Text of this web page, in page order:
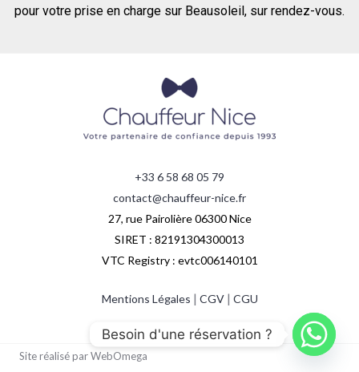
pour votre prise en charge sur Beausoleil, sur rendez-vous.
+33 6 58 68 05 79
contact@chauffeur-nice.fr
27, rue Pairolière 06300 Nice
SIRET : 82191304300013
VTC Registry : evtc006140101
Mentions Légales | CGV| CGU
Site réalisé par WebOmega
Besoin d'une réservation ?